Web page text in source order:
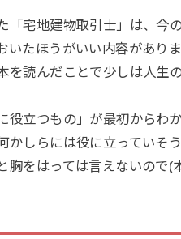
「宅地建物取引士」は、今
いたほうがいい内容があり
を読んだことで少しは人生
役立つもの」が最初から
かしらには役に立っていそ
胸をはっては言えないので